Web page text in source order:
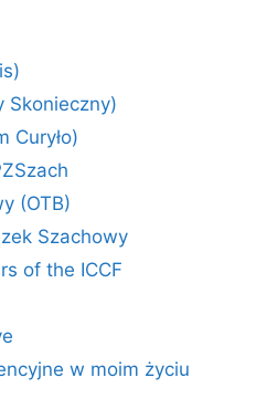
Skonieczny)
Curyło)
(OTB)
Szachowy
of the ICCF
w moim życiu